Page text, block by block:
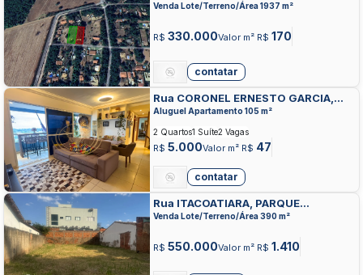
DE GOIAS, BELA VISTA DE GOIAS
Venda Lote/Terreno/Área 1937 m²
R$ 330.000Valor m² R$ 170
contatar
Rua CORONEL ERNESTO GARCIA,
VILA MARIA JOSE, GOIANIA
Aluguel Apartamento 105 m²
R$ 5.000Valor m² R$ 47
2 Quartos1 Suíte2 Vagas
contatar
Rua ITACOATIARA, PARQUE
AMAZONIA, GOIANIA
Venda Lote/Terreno/Área 390 m²
R$ 550.000Valor m² R$ 1.410